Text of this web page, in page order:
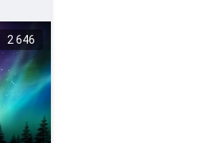
2 646